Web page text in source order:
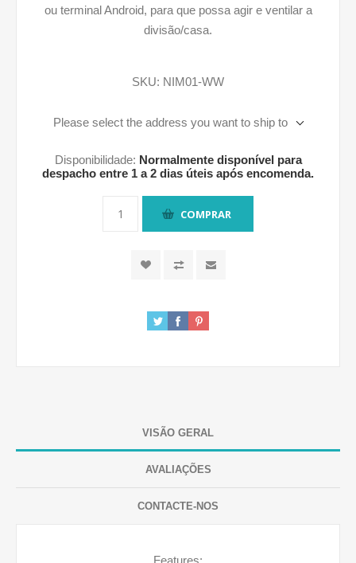
ou terminal Android, para que possa agir e ventilar a
divisão/casa.
SKU: NIM01-WW
Please select the address you want to ship to
Disponibilidade: Normalmente disponível para
despacho entre 1 a 2 dias úteis após encomenda.
COMPRAR
VISÃO GERAL
AVALIAÇÕES
CONTACTE-NOS
Features: